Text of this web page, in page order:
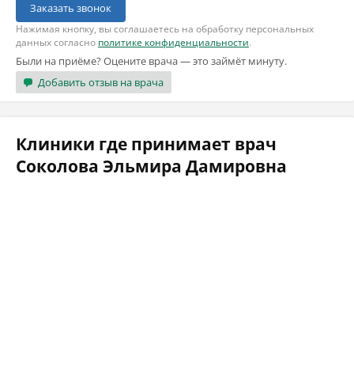
Заказать звонок
Нажимая кнопку, вы соглашаетесь на обработку персональных
данных согласно политике конфиденциальности.
Были на приёме? Оцените врача — это займёт минуту.
Добавить отзыв на врача
Клиники где принимает врач
Соколова Эльмира Дамировна